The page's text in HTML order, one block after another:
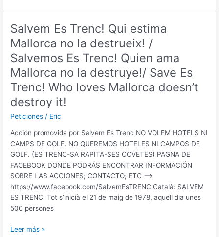
LIBERTAD
Dr.
WENCESLAO
MANSOGO
Salvem Es Trenc! Qui estima
Mallorca no la destrueix! /
Salvemos Es Trenc! Quien ama
Mallorca no la destruye!/ Save Es
Trenc! Who loves Mallorca doesn’t
destroy it!
Peticiones / Eric
Acción promovida por Salvem Es Trenc NO VOLEM HOTELS NI
CAMPS DE GOLF. NO QUEREMOS HOTELES NI CAMPOS DE
GOLF. (ES TRENC-SA RÀPITA-SES COVETES) PAGNA DE
FACEBOOK DONDE PODRÁS ENCONTRAR INFORMACIÓN
SOBRE LAS ACCIONES; CONTACTO; ETC —->
https://www.facebook.com/SalvemEsTRENC Català: SALVEM
ES TRENC: Tot s’inicià el 21 de maig de 1978, aquell dia unes
500 persones
Salvem
Leer más »